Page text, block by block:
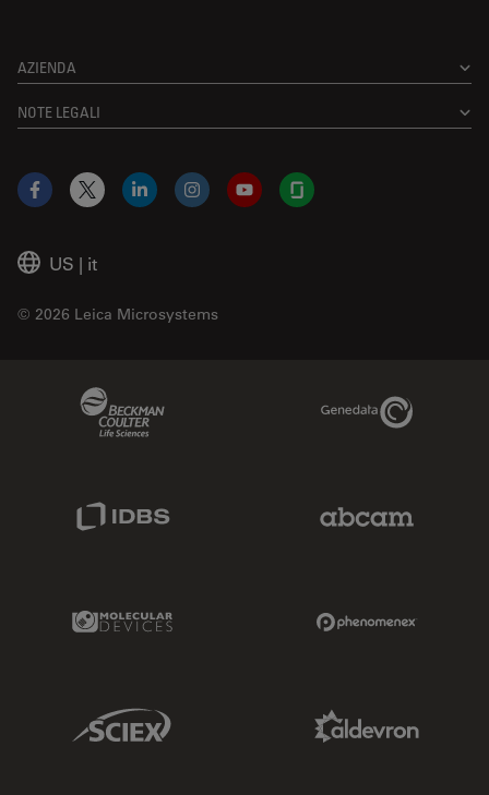
AZIENDA
NOTE LEGALI
US | it
© 2026 Leica Microsystems
Facebook
X LinkedInInstagramYouTubeGlassdoor
Genedata Link
Molecular Devices Link
Sciex Link